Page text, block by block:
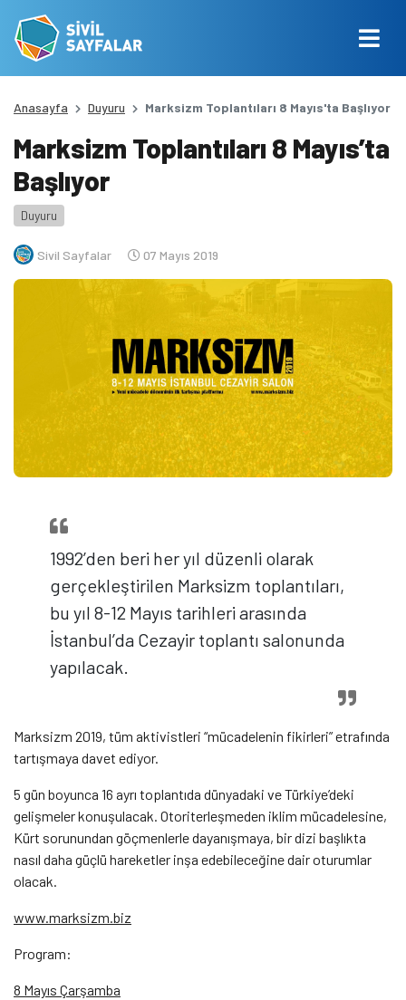
Anasayfa Duyuru Marksizm Toplantıları 8 Mayıs'ta Başlıyor
Marksizm Toplantıları 8 Mayıs’ta
Başlıyor
Duyuru
Sivil Sayfalar 07 Mayıs 2019
1992’den beri her yıl düzenli olarak
gerçekleştirilen Marksizm toplantıları,
bu yıl 8-12 Mayıs tarihleri arasında
İstanbul’da Cezayir toplantı salonunda
yapılacak.
Marksizm 2019, tüm aktivistleri “mücadelenin fikirleri” etrafında
tartışmaya davet ediyor.
5 gün boyunca 16 ayrı toplantıda dünyadaki ve Türkiye’deki
gelişmeler konuşulacak. Otoriterleşmeden iklim mücadelesine,
Kürt sorunundan göçmenlerle dayanışmaya, bir dizi başlıkta
nasıl daha güçlü hareketler inşa edebileceğine dair oturumlar
olacak.
www.marksizm.biz
Program:
8 Mayıs Çarşamba